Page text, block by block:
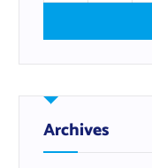
Archives